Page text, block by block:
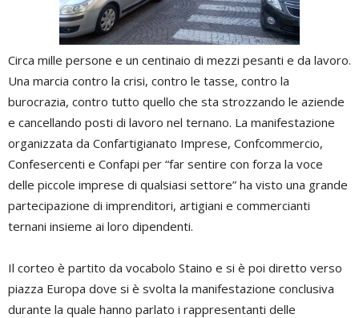
Circa mille persone e un centinaio di mezzi pesanti e da lavoro.
Una marcia contro la crisi, contro le tasse, contro la
burocrazia, contro tutto quello che sta strozzando le aziende
e cancellando posti di lavoro nel ternano. La manifestazione
organizzata da Confartigianato Imprese, Confcommercio,
Confesercenti e Confapi per “far sentire con forza la voce
delle piccole imprese di qualsiasi settore” ha visto una grande
partecipazione di imprenditori, artigiani e commercianti
ternani insieme ai loro dipendenti.
Il corteo è partito da vocabolo Staino e si è poi diretto verso
piazza Europa dove si è svolta la manifestazione conclusiva
durante la quale hanno parlato i rappresentanti delle